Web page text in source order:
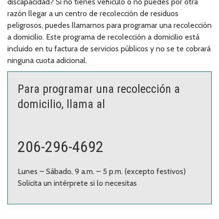
razón llegar a un centro de recolección de residuos
peligrosos, puedes llamarnos para programar una recolección
a domicilio. Este programa de recolección a domicilio está
incluido en tu factura de servicios públicos y no se te cobrará
ninguna cuota adicional.
Para programar una recolección a
domicilio, llama al
206-296-4692
Lunes – Sábado, 9 a.m. – 5 p.m. (excepto festivos)
Solicita un intérprete si lo necesitas